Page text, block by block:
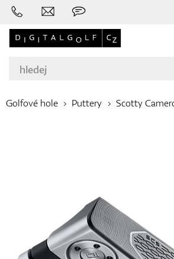
Oblečení
Golfové hole Puttery Scotty